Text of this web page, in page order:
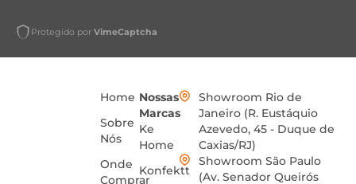
Protegido por VimeCaptcha
Home
Sobre
Nós
Onde
Comprar
Nossas
Marcas
Ke
Home
Konfektt
Showroom Rio de
Janeiro (R. Eustáquio
Azevedo, 45 - Duque de
Caxias/RJ)
Showroom São Paulo
(Av. Senador Queirós